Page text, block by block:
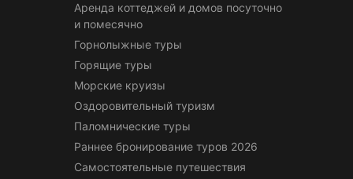
Аренда коттеджей и домов посуточно
и помесячно
Горнолыжные туры
Горящие туры
Морские круизы
Оздоровительный туризм
Паломнические туры
Раннее бронирование туров 2026
Самостоятельные путешествия